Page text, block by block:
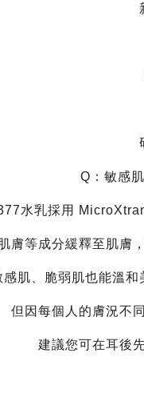
Q：敏感
水乳採用
肌膚等成分緩釋至肌膚
感肌、脆弱肌也能溫和
但因每個人的膚況不
建議您可在耳後